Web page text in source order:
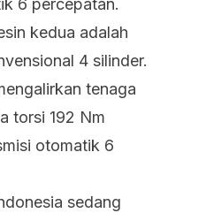
6 percepatan.
kedua adalah
4 silinder.
tenaga
torsi 192 Nm
otomatik 6
sedang